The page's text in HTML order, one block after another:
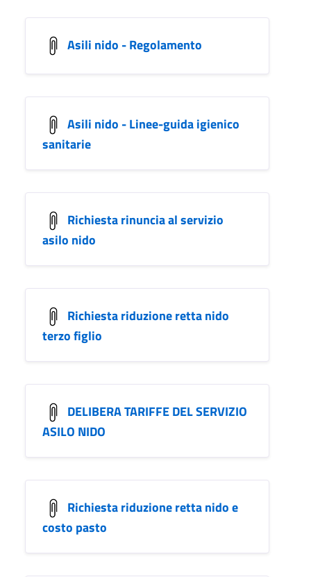
Asili nido - Regolamento
Asili nido - Linee-guida igienico
sanitarie
Richiesta rinuncia al servizio
asilo nido
Richiesta riduzione retta nido
terzo figlio
DELIBERA TARIFFE DEL SERVIZIO
ASILO NIDO
Richiesta riduzione retta nido e
costo pasto